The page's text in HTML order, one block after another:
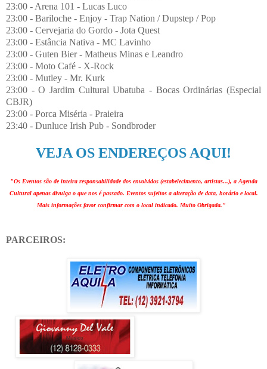
23:00 - Arena 101 - Lucas Luco
23:00 - Bariloche - Enjoy - Trap Nation / Dupstep / Pop
23:00 - Cervejaria do Gordo - Jota Quest
23:00 - Estância Nativa - MC Lavinho
23:00 - Guten Bier - Matheus Minas e Leandro
23:00 - Moto Café - X-Rock
23:00 - Mutley - Mr. Kurk
23:00 - O Jardim Cultural Ubatuba - Bocas Ordinárias (Especial
CBJR)
23:00 - Porca Miséria - Praieira
23:40 - Dunluce Irish Pub - Sondbroder
VEJA OS ENDEREÇOS AQUI!
"Os Eventos são de inteira responsabilidade dos envolvidos (estabelecimento, artistas...), a Agenda
Cultural apenas divulga o que nos é passado. Eventos sujeitos a alteração de data, horário e local.
Mais informações favor confirmar com o local indicado. Muito Obrigada."
PARCEIROS: